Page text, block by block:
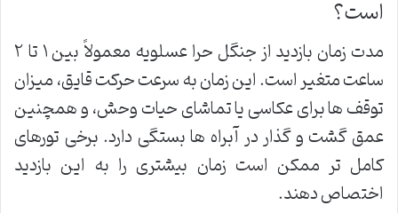
است؟
مدت زمان بازدید از جنگل حرا عسلویه معمولاً بین ۱ تا ۲
ساعت متغیر است. این زمان به سرعت حرکت قایق، میزان
توقف ها برای عکاسی یا تماشای حیات وحش، و همچنین
عمق گشت و گذار در آبراه ها بستگی دارد. برخی تورهای
کامل تر ممکن است زمان بیشتری را به این بازدید
اختصاص دهند.